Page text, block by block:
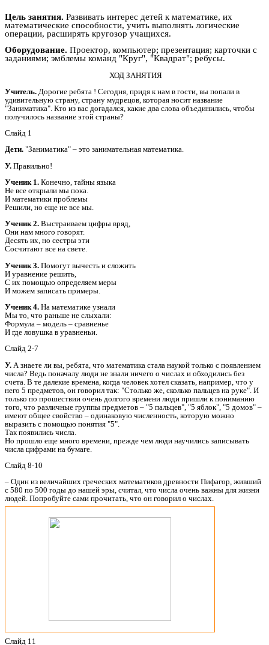
Цель занятия. Развивать интерес детей к математике, их
математические способности, учить выполнять логические
операции, расширять кругозор учащихся.
Оборудование. Проектор, компьютер; презентация; карточки с
заданиями; эмблемы команд "Круг", "Квадрат"; ребусы.
ХОД ЗАНЯТИЯ
Учитель. Дорогие ребята ! Сегодня, придя к нам в гости, вы попали в
удивительную страну, страну мудрецов, которая носит название
"Заниматика". Кто из вас догадался, какие два слова объединились, чтобы
получилось название этой страны?
Слайд 1
Дети. "Заниматика" – это занимательная математика.
У. Правильно!
Ученик 1. Конечно, тайны языка
Не все открыли мы пока.
И математики проблемы
Решили, но еще не все мы.
Ученик 2. Выстраиваем цифры вряд,
Они нам много говорят.
Десять их, но сестры эти
Сосчитают все на свете.
Ученик 3. Помогут вычесть и сложить
И уравнение решить,
С их помощью определяем меры
И можем записать примеры.
Ученик 4. На математике узнали
Мы то, что раньше не слыхали:
Формула – модель – сравненье
И где ловушка в уравненьи.
Слайд 2-7
У. А знаете ли вы, ребята, что математика стала наукой только с появлением
числа? Ведь поначалу люди не знали ничего о числах и обходились без
счета. В те далекие времена, когда человек хотел сказать, например, что у
него 5 предметов, он говорил так: "Столько же, сколько пальцев на руке". И
только по прошествии очень долгого времени люди пришли к пониманию
того, что различные группы предметов – "5 пальцев", "5 яблок", "5 домов" –
имеют общее свойство – одинаковую численность, которую можно
выразить с помощью понятия "5".
Так появились числа.
Но прошло еще много времени, прежде чем люди научились записывать
числа цифрами на бумаге.
Слайд 8-10
– Один из величайших греческих математиков древности Пифагор, живший
с 580 по 500 годы до нашей эры, считал, что числа очень важны для жизни
людей. Попробуйте сами прочитать, что он говорил о числах.
Слайд 11